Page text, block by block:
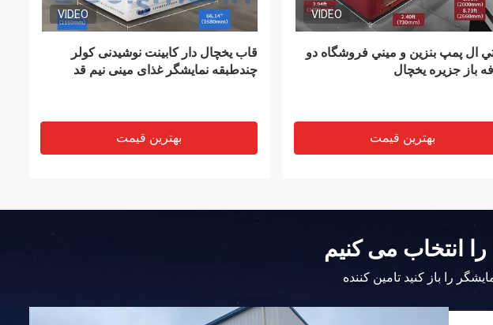
یخچال فریزر 1900 لیتری، کابینت های
نمایشگر فریزر مواد غذایی سوپرمارکت
بهترین قیمت
VIDEO
و فریزر پرده هوای باز کابینت
های نمایشگر سوپرمارکت به ارتفاع
بهترین قیمت
انتخاب می کنیم
را باز کنید تامین کننده